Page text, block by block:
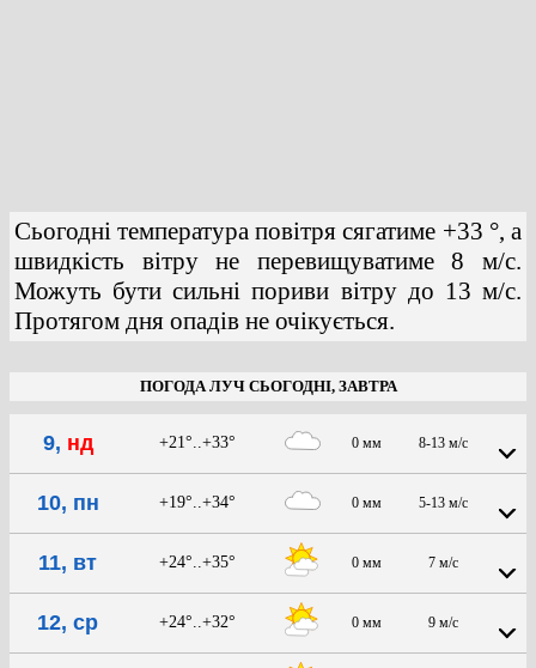
Сьогодні температура повітря сягатиме +33 °, а
швидкість вітру не перевищуватиме 8 м/с.
Можуть бути сильні пориви вітру до 13 м/с.
Протягом дня опадів не очікується.
ПОГОДА ЛУЧ СЬОГОДНІ, ЗАВТРА
9, нд +21°..+33° 0 мм 8-13 м/с
10, пн +19°..+34° 0 мм 5-13 м/с
11, вт +24°..+35° 0 мм 7 м/с
12, ср +24°..+32° 0 мм 9 м/с